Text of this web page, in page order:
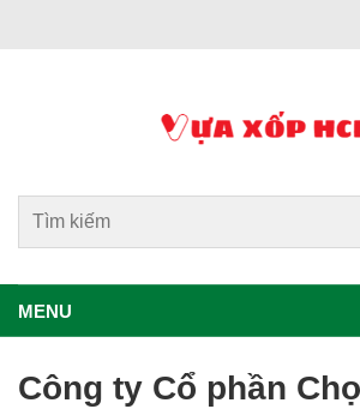
MENU
Công ty Cổ phần